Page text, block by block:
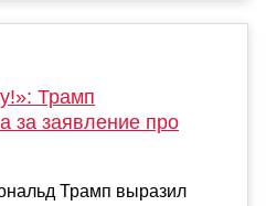
Трамп
за заявление про
Трамп выразил